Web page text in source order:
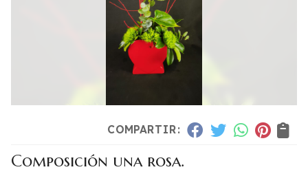
COMPARTIR:
Composición una rosa.